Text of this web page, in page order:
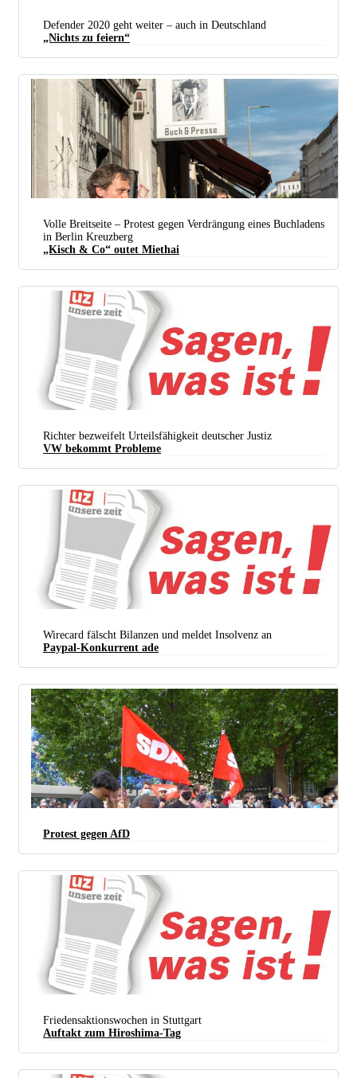
Proteste gegen „Defender 2020“ wird es am Truppenübungsplatz im niedersächsischen Bergen
geben, wie hier schon im vergangenen Jahr in Mecklenburg-Vorpommern. (Foto: DKP
Mecklenburg-Vorpommern)
Defender 2020 geht weiter – auch in Deutschland
„Nichts zu feiern“
Thorsten Willenbrock, Betreiber des „Kisch & Co“ am 24. April vor seinem Laden (Foto: Foto:
Sebastian Richter/Bizim Kiez)
Volle Breitseite – Protest gegen Verdrängung eines Buchladens
in Berlin Kreuzberg
„Kisch & Co“ outet Miethai
Richter bezweifelt Urteilsfähigkeit deutscher Justiz
VW bekommt Probleme
Wirecard fälscht Bilanzen und meldet Insolvenz an
Paypal-Konkurrent ade
(Foto: Christa Hourani)
Protest gegen AfD
Friedensaktionswochen in Stuttgart
Auftakt zum Hiroshima-Tag